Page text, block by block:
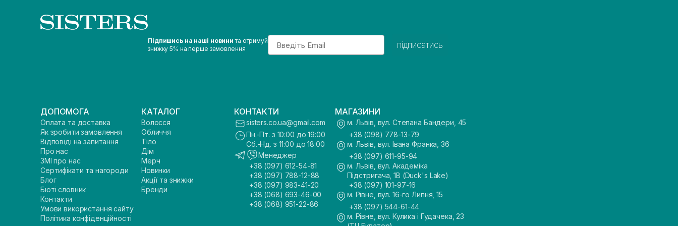
Підпишись на наші новини та отримуй
знижку 5% на перше замовлення
Email
підписатись
ДОПОМОГА
Оплата та доставка
Як зробити замовлення
Відповіді на запитання
Про нас
ЗМІ про нас
Сертифікати та нагороди
Блог
Бюті словник
Контакти
Умови використання сайту
Політика конфіденційності
КАТАЛОГ
Волосся
Обличчя
Тіло
Дім
Мерч
Новинки
Акції та знижки
Бренди
КОНТАКТИ
sisters.co.ua@gmail.com
Пн.-Пт. з 10:00 до 19:00
Сб.-Нд. з 11:00 до 18:00
Менеджер
+38 (097) 612-54-81
+38 (097) 788-12-88
+38 (097) 983-41-20
+38 (068) 693-46-00
+38 (068) 951-22-86
МАГАЗИНИ
м. Львів, вул. Степана Бандери, 45
+38 (098) 778-13-79
м. Львів, вул. Івана Франка, 36
+38 (097) 611-95-94
м. Львів, вул. Академіка
Підстригача, 1В (Duck's Lake)
+38 (097) 101-97-16
м. Рівне, вул. 16-го Липня, 15
+38 (097) 544-61-44
м. Рівне, вул. Кулика і Гудачека, 23